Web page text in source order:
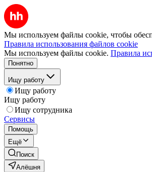
Мы используем файлы cookie, чтобы
Правила использования файлов cookie
Мы используем файлы cookie. Правила
Понятно
Ищу работу
Ищу работу
Ищу работу
Ищу сотрудника
Сервисы
Помощь
Ещё
Поиск
Алёшня